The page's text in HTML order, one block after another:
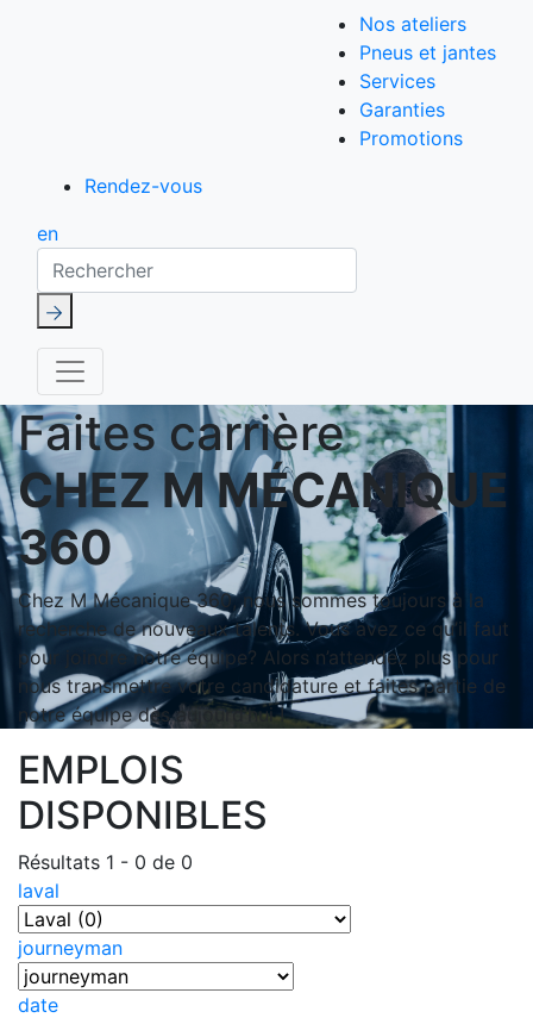
Nos ateliers
Pneus et jantes
Services
Garanties
Promotions
Rendez-vous
en
Rechercher
Faites carrière
CHEZ M MÉCANIQUE
360
Chez M Mécanique 360, nous sommes toujours à la
recherche de nouveaux talents. Vous avez ce qu’il faut
pour joindre notre équipe? Alors n’attendez plus pour
nous transmettre votre candidature et faites partie de
notre équipe dès aujourd’hui !
EMPLOIS
DISPONIBLES
Résultats 1 - 0 de 0
laval
journeyman
date